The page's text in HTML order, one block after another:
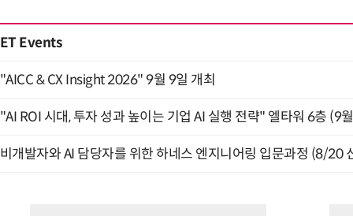
ET Events
"AICC & CX Insight 2026" 9월 9일 개최
"AI ROI 시대, 투자 성과 높이는 기업 AI 실행 전략" 엘타워 6층 (9
비개발자와 AI 담당자를 위한 하네스 엔지니어링 입문과정 (8/20